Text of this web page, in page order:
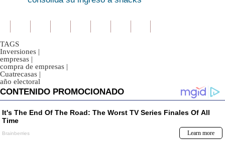
TAGS
Inversiones |
empresas |
compra de empresas |
Cuatrecasas |
año electoral